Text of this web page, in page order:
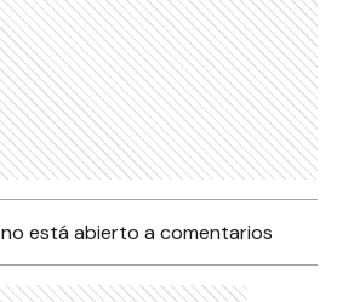
está abierto a comentarios